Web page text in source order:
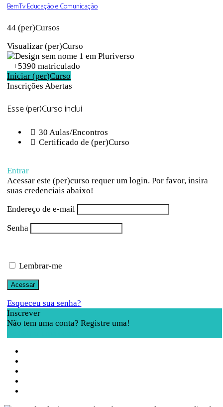
BemTv Educação e Comunicação
44 (per)Cursos
Visualizar (per)Curso
+5390matriculado
Iniciar (per)Curso
Inscrições Abertas
Esse (per)Curso inclui
30 Aulas/Encontros
Certificado de (per)Curso
Entrar
Acessar este (per)curso requer um login. Por favor, insira
suas credenciais abaixo!
Endereço de e-mail
Senha
Lembrar-me
Esqueceu sua senha?
Inscrever
Não tem uma conta? Registre uma!